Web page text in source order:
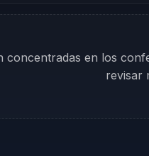
concentradas en los
revisar